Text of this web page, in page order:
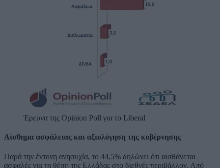
Έρευνα της Opinion Poll για το Liberal
Αίσθημα ασφάλειας και αξιολόγηση της κυβέρνησης
Παρά την έντονη ανησυχία, το 44,5% δηλώνει ότι αισθάνεται
ασφαλές για τη θέση της Ελλάδας στο διεθνές περιβάλλον. Από